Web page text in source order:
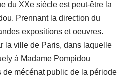
du XXe siècle est peut-être la
Prennant la direction du
expositions et oeuvres.
la ville de Paris, dans laquelle
à Madame Pompidou
de mécénat public de la période